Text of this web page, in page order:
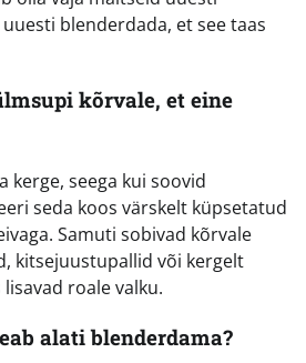
blenderdada, et see taas
kõrvale, et eine
kerge, seega kui soovid
seda koos värskelt küpsetatud
Samuti sobivad kõrvale
kitsejuustupallid või kergelt
roale valku.
alati blenderdama?